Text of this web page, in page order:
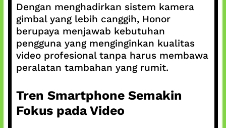
Dengan menghadirkan sistem kamera
gimbal yang lebih canggih, Honor
berupaya menjawab kebutuhan
pengguna yang menginginkan kualitas
video profesional tanpa harus membawa
peralatan tambahan yang rumit.
Tren Smartphone Semakin
Fokus pada Video